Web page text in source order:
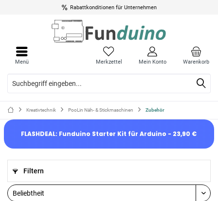
Rabattkonditionen für Unternehmen
Warenkorb
Merkzettel Mein Konto
Menü
Kreativtechnik PooLin Näh- & Stickmaschinen Zubehör
FLASHDEAL: Funduino Starter Kit für Arduino - 23,90 €
Filtern